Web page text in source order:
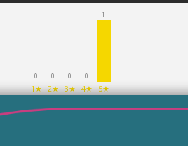
0
1★
0
2★
0
3★
0
4★
1
5★